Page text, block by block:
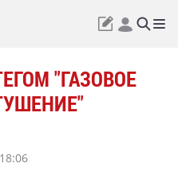
"ГАЗОВОЕ